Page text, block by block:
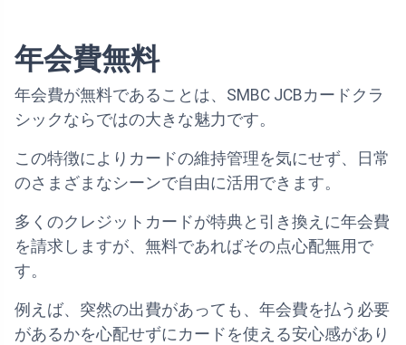
年会費無料
年会費が無料であることは、SMBC JCBカードクラ
シックならではの大きな魅力です。
この特徴によりカードの維持管理を気にせず、日常
のさまざまなシーンで自由に活用できます。
多くのクレジットカードが特典と引き換えに年会費
を請求しますが、無料であればその点心配無用で
す。
例えば、突然の出費があっても、年会費を払う必要
があるかを心配せずにカードを使える安心感があり